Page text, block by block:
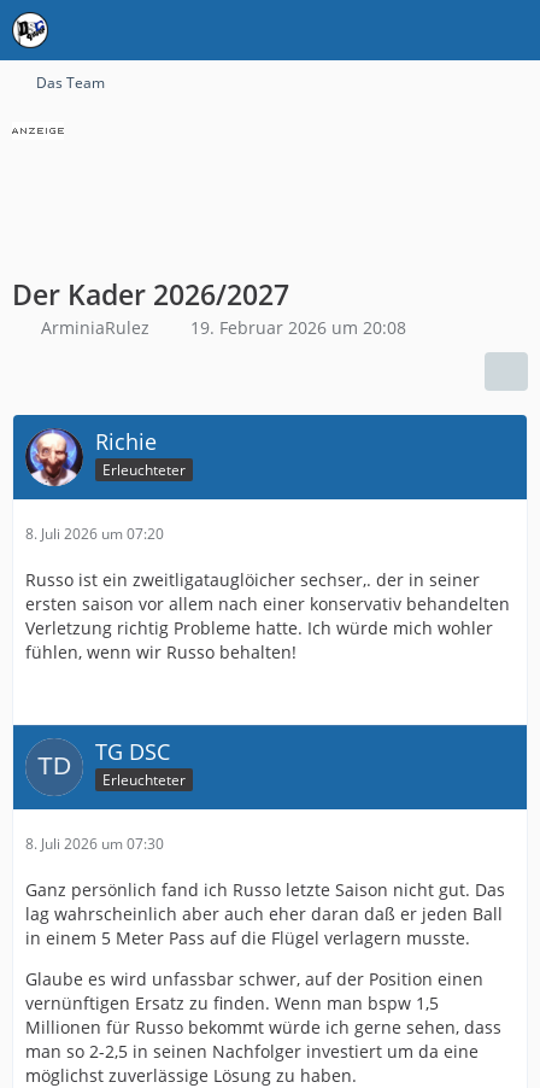
Das Team
Der Kader 2026/2027
ArminiaRulez 19. Februar 2026 um 20:08
Richie
Erleuchteter
8. Juli 2026 um 07:20
Russo ist ein zweitligatauglöicher sechser,. der in seiner
ersten saison vor allem nach einer konservativ behandelten
Verletzung richtig Probleme hatte. Ich würde mich wohler
fühlen, wenn wir Russo behalten!
TG DSC
Erleuchteter
8. Juli 2026 um 07:30
Ganz persönlich fand ich Russo letzte Saison nicht gut. Das
lag wahrscheinlich aber auch eher daran daß er jeden Ball
in einem 5 Meter Pass auf die Flügel verlagern musste.
Glaube es wird unfassbar schwer, auf der Position einen
vernünftigen Ersatz zu finden. Wenn man bspw 1,5
Millionen für Russo bekommt würde ich gerne sehen, dass
man so 2-2,5 in seinen Nachfolger investiert um da eine
möglichst zuverlässige Lösung zu haben.